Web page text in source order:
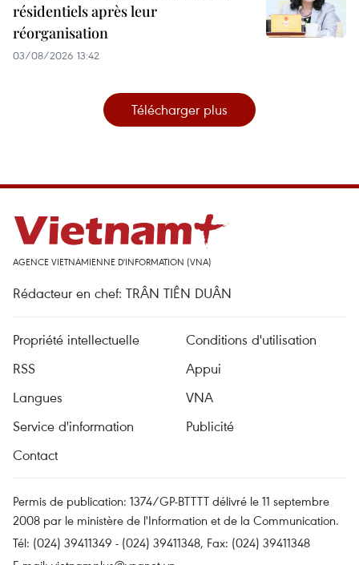
résidentiels après leur
réorganisation
03/08/2026 13:42
Télécharger plus
AGENCE VIETNAMIENNE D'INFORMATION (VNA)
Rédacteur en chef: TRÂN TIÊN DUÂN
Propriété intellectuelle
Conditions d'utilisation
RSS
Appui
Langues
VNA
Service d'information
Publicité
Contact
Permis de publication: 1374/GP-BTTTT délivré le 11 septembre
2008 par le ministère de l'Information et de la Communication.
Tél: (024) 39411349 - (024) 39411348, Fax: (024) 39411348